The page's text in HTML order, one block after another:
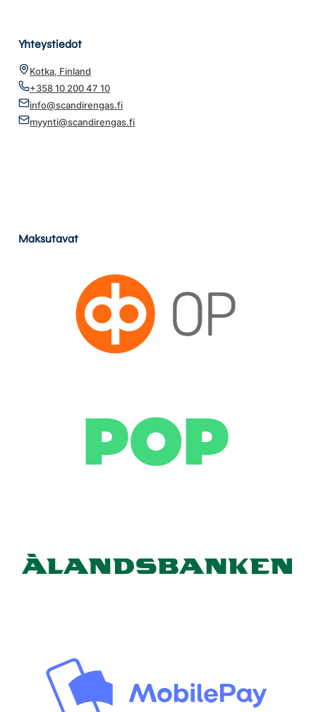
Yhteystiedot
Kotka, Finland
+358 10 200 47 10
info@scandirengas.fi
myynti@scandirengas.fi
Maksutavat